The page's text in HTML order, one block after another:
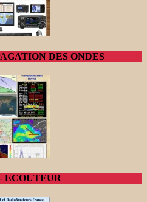
DES ONDES
ECOUTEUR